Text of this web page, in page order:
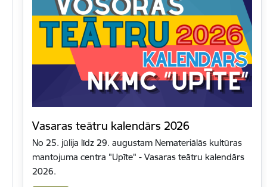
Vasaras teātru kalendārs 2026
No 25. jūlija līdz 29. augustam Nemateriālās kultūras
mantojuma centra "Upīte" - Vasaras teātru kalendārs
2026.